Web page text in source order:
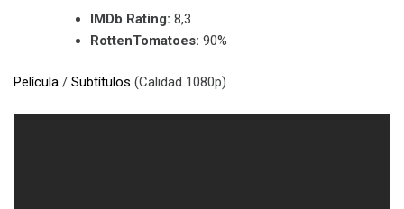
IMDb Rating: 8,3
RottenTomatoes: 90%
Película / Subtítulos (Calidad 1080p)